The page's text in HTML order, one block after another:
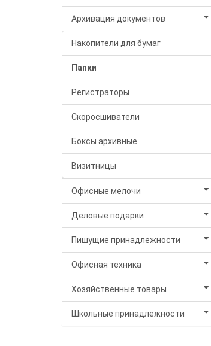
Архивация документов
Накопители для бумаг
Папки
Регистраторы
Скоросшиватели
Боксы архивные
Визитницы
Офисные мелочи
Деловые подарки
Пишущие принадлежности
Офисная техника
Хозяйственные товары
Школьные принадлежности